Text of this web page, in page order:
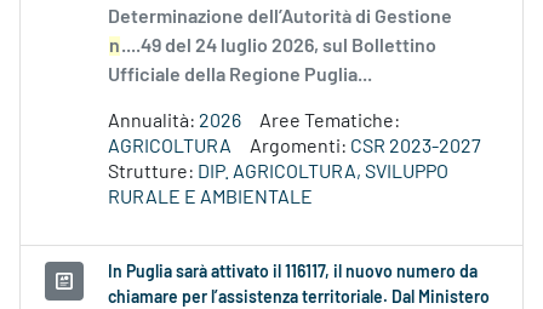
Determinazione dell’Autorità di Gestione
n....49 del 24 luglio 2026, sul Bollettino
Ufficiale della Regione Puglia...
Annualità: 2026
Aree Tematiche:
AGRICOLTURA
Argomenti: CSR 2023-2027
Strutture: DIP. AGRICOLTURA, SVILUPPO
RURALE E AMBIENTALE
In Puglia sarà attivato il 116117, il nuovo numero da
chiamare per l’assistenza territoriale. Dal Ministero